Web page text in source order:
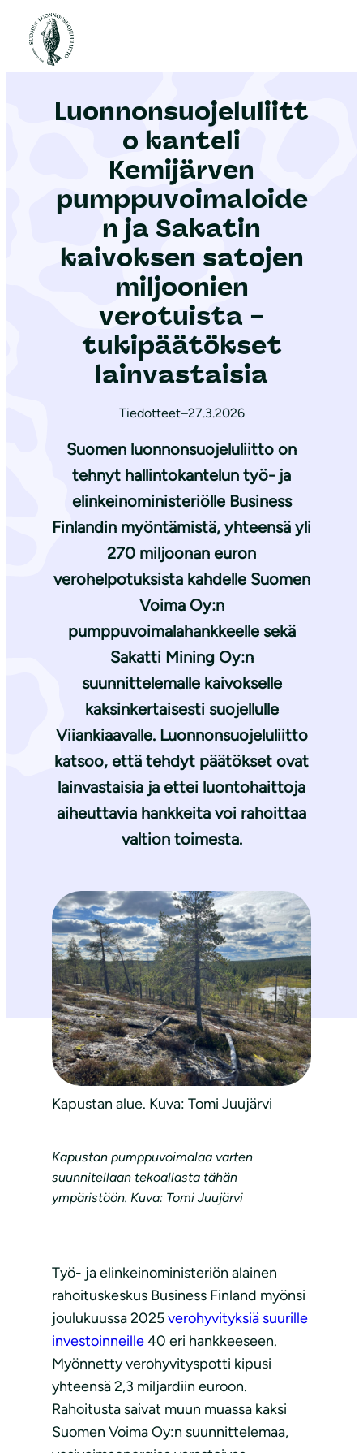
Etusivu
Luonnonsuojeluliitt
o kanteli
Kemijärven
pumppuvoimaloide
n ja Sakatin
kaivoksen satojen
miljoonien
verotuista –
tukipäätökset
lainvastaisia
Tiedotteet–27.3.2026
Suomen luonnonsuojeluliitto on
tehnyt hallintokantelun työ- ja
elinkeinoministeriölle Business
Finlandin myöntämistä, yhteensä yli
270 miljoonan euron
verohelpotuksista kahdelle Suomen
Voima Oy:n
pumppuvoimalahankkeelle sekä
Sakatti Mining Oy:n
suunnittelemalle kaivokselle
kaksinkertaisesti suojellulle
Viiankiaavalle. Luonnonsuojeluliitto
katsoo, että tehdyt päätökset ovat
lainvastaisia ja ettei luontohaittoja
aiheuttavia hankkeita voi rahoittaa
valtion toimesta.
Kapustan alue. Kuva: Tomi Juujärvi
Kapustan pumppuvoimalaa varten
suunnitellaan tekoallasta tähän
ympäristöön. Kuva: Tomi Juujärvi
Työ- ja elinkeinoministeriön alainen
rahoituskeskus Business Finland myönsi
joulukuussa 2025verohyvityksiä suurille
investoinneille40 eri hankkeeseen.
Myönnetty verohyvityspotti kipusi
yhteensä 2,3 miljardiin euroon.
Rahoitusta saivat muun muassa kaksi
Suomen Voima Oy:n suunnittelemaa,